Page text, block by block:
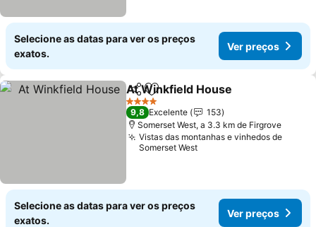
Selecione as datas para ver os preços
exatos.
Ver preços
PartilharAdicionar aos favoritos
At Winkfield House
4 Estrelas
9,8 Excelente
153
Somerset West, a 3.3 km de Firgrove
Vistas das montanhas e vinhedos de
Somerset West
Selecione as datas para ver os preços
exatos.
Ver preços